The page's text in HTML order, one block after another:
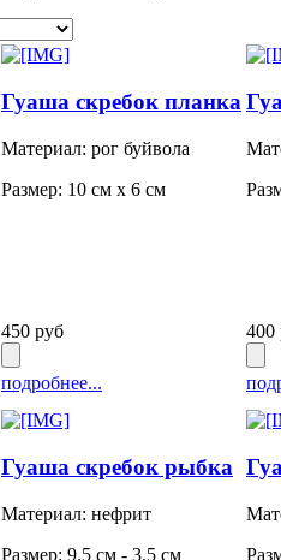
Гуаша скребок планка
Материал: рог буйвола
Размер: 10 см х 6 см
450 руб
подробнее...
400
Гуаша скребок рыбка
Материал: нефрит
Размер: 9.5 см - 3.5 см